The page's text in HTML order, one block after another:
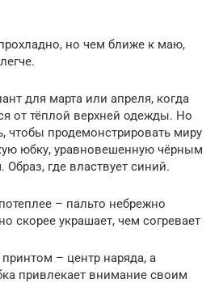
но чем ближе к маю,
для марта или апреля, когда
от тёплой верхней одежды. Но
чтобы продемонстрировать миру
юбку, уравновешенную чёрным
где властвует синий.
– пальто небрежно
скорее украшает, чем согревает
– центр наряда, а
привлекает внимание своим